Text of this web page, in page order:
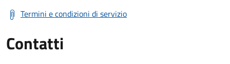
Termini e condizioni di servizio
Contatti